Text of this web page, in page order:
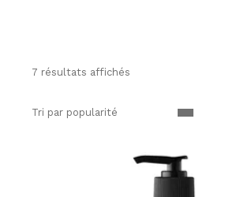
7 résultats affichés
Tri par popularité